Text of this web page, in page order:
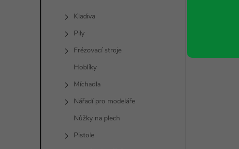
Kladiva
Pily
Frézovací stroje
Hoblíky
Míchadla
Nářadí pro modeláře
Nůžky na plech
Pistole
k